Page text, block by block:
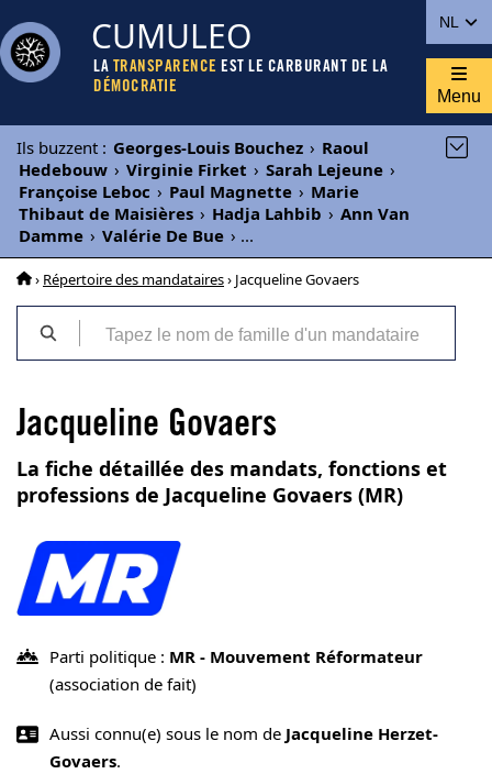
NL
CUMULEO
LA TRANSPARENCE EST LE CARBURANT DE LA
DÉMOCRATIE
Menu
Ils buzzent : Georges-Louis Bouchez › Raoul
Hedebouw › Virginie Firket › Sarah Lejeune ›
Françoise Leboc › Paul Magnette › Marie
Thibaut de Maisières › Hadja Lahbib › Ann Van
Damme › Valérie De Bue › ...
› Répertoire des mandataires› Jacqueline Govaers
Jacqueline Govaers
La fiche détaillée des mandats, fonctions et
professions de Jacqueline Govaers (MR)
Parti politique : MR - Mouvement Réformateur
(association de fait)
Aussi connu(e) sous le nom de Jacqueline Herzet-
Govaers.